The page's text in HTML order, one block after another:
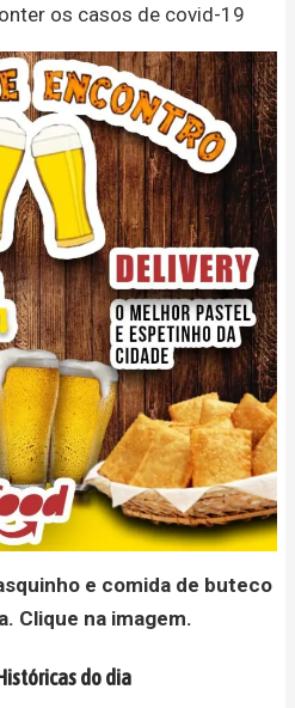
os casos de covid-19
e comida de buteco
Clique na imagem.
do dia